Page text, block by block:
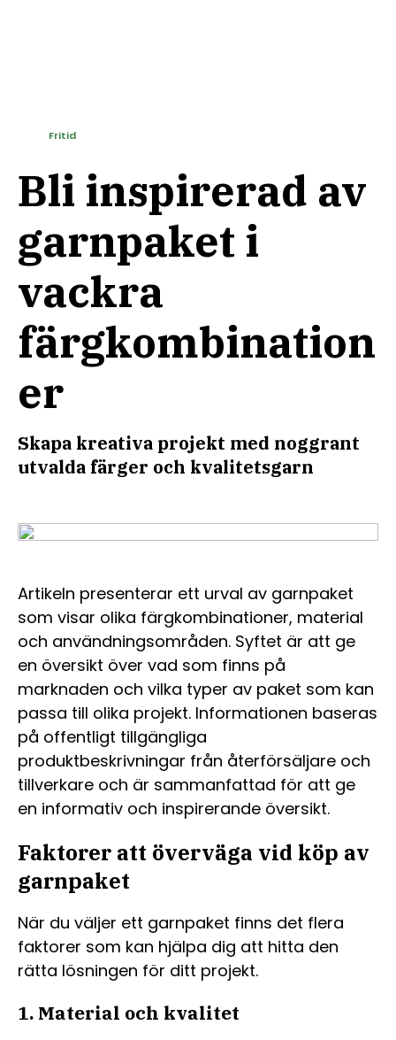
Bli inspirerad av
garnpaket i
vackra
färgkombination
er
Skapa kreativa projekt med noggrant
utvalda färger och kvalitetsgarn
Fritid
Artikeln presenterar ett urval av garnpaket
som visar olika färgkombinationer, material
och användningsområden. Syftet är att ge
en översikt över vad som finns på
marknaden och vilka typer av paket som kan
passa till olika projekt. Informationen baseras
på offentligt tillgängliga
produktbeskrivningar från återförsäljare och
tillverkare och är sammanfattad för att ge
en informativ och inspirerande översikt.
Faktorer att överväga vid köp av
garnpaket
När du väljer ett garnpaket finns det flera
faktorer som kan hjälpa dig att hitta den
rätta lösningen för ditt projekt.
1. Material och kvalitet